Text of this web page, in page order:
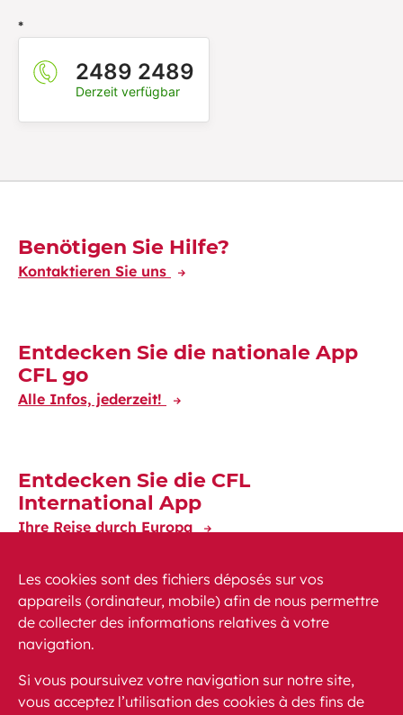
*
2489 2489
Derzeit verfügbar
Découvrez-en plus
Benötigen Sie Hilfe?
Kontaktieren Sie uns
Entdecken Sie die nationale App
CFL go
Alle Infos, jederzeit!
Entdecken Sie die CFL
International App
Ihre Reise durch Europa
Kontakt
Sitemap
Les cookies sont des fichiers déposés sur vos
appareils (ordinateur, mobile) afin de nous permettre
de collecter des informations relatives à votre
navigation.
Si vous poursuivez votre navigation sur notre site,
vous acceptez l’utilisation des cookies à des fins de